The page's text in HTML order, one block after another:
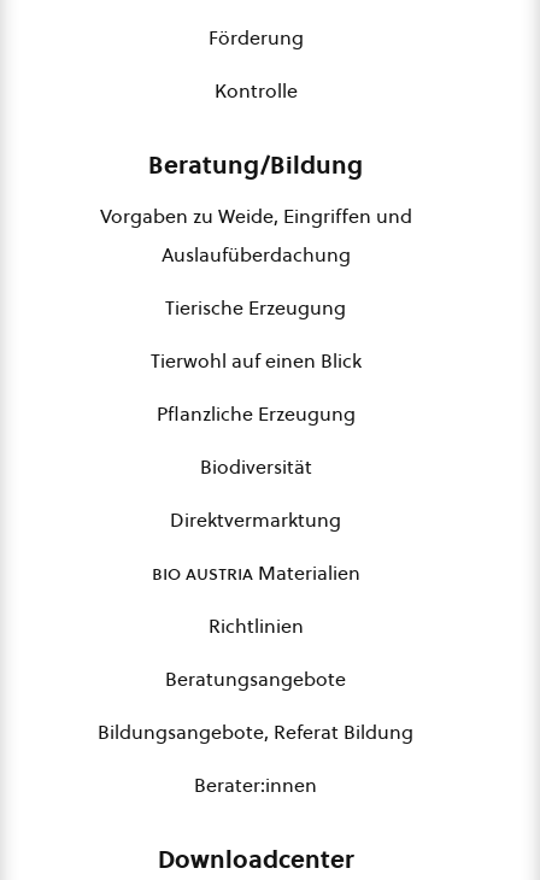
Förderung
Kontrolle
Beratung/Bildung
Vorgaben zu Weide, Eingriffen und
Auslaufüberdachung
Tierische Erzeugung
Tierwohl auf einen Blick
Pflanzliche Erzeugung
Biodiversität
Direktvermarktung
bio austriaMaterialien
Richtlinien
Beratungsangebote
Bildungsangebote, Referat Bildung
Berater:innen
Downloadcenter